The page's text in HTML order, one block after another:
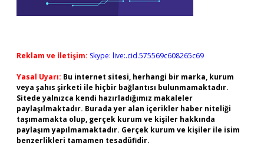
Reklam ve İletişim: Skype: live:.cid.575569c608265c69
Yasal Uyarı: Bu internet sitesi, herhangi bir marka, kurum
veya şahıs şirketi ile hiçbir bağlantısı bulunmamaktadır.
Sitede yalnızca kendi hazırladığımız makaleler
paylaşılmaktadır. Burada yer alan içerikler haber niteliği
taşımamakta olup, gerçek kurum ve kişiler hakkında
paylaşım yapılmamaktadır. Gerçek kurum ve kişiler ile isim
benzerlikleri tamamen tesadüfidir.